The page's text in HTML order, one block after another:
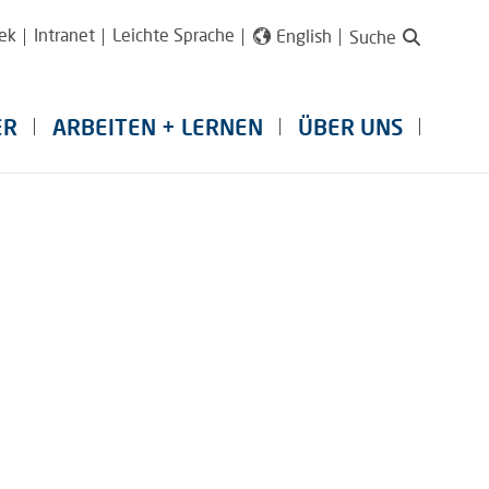
Intranet Leichte Sprache English Suche
ARBEITEN + LERNEN ÜBER UNS